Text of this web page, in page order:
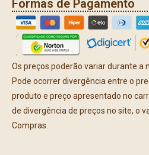
Formas de Pagamento
Os preços poderão variar durante a
Pode ocorrer divergência entre o
produto e preço apresentado no
de divergência de preços no site, o
Compras.